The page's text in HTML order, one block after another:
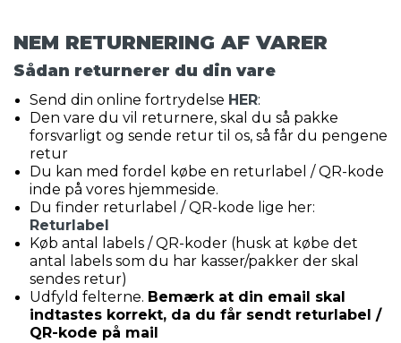
NEM RETURNERING AF VARER
Sådan returnerer du din vare
Send din online fortrydelse HER:
Den vare du vil returnere, skal du så pakke
forsvarligt og sende retur til os, så får du pengene
retur
Du kan med fordel købe en returlabel / QR-kode
inde på vores hjemmeside.
Du finder returlabel / QR-kode lige her:
Returlabel
Køb antal labels / QR-koder (husk at købe det
antal labels som du har kasser/pakker der skal
sendes retur)
Udfyld felterne. Bemærk at din email skal
indtastes korrekt, da du får sendt returlabel /
QR-kode på mail